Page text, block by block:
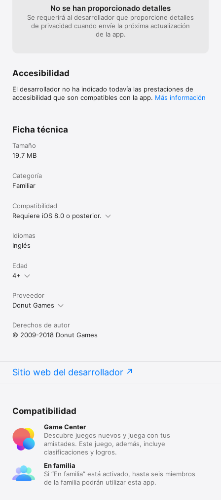
No se han proporcionado detalles
Se requerirá al desarrollador que proporcione detalles
de privacidad cuando envíe la próxima actualización
de la app.
Accesibilidad
El desarrollador no ha indicado todavía las prestaciones de
accesibilidad que son compatibles con la app. Más información
Ficha técnica
Tamaño
19,7 MB
Categoría
Familiar
Compatibilidad
Requiere iOS 8.0 o posterior.
Idiomas
Inglés
Edad
4+
Proveedor
Donut Games
Derechos de autor
© 2009-2018 Donut Games
Sitio web del desarrollador
Compatibilidad
Game Center
Descubre juegos nuevos y juega con tus
amistades. Este juego, además, incluye
clasificaciones y logros.
En familia
Si “En familia” está activado, hasta seis miembros
de la familia podrán utilizar esta app.